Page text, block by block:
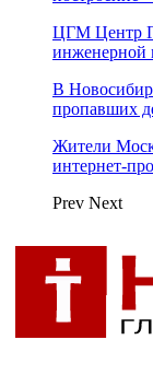
ЦГМ Центр
инженерной
В
пропавших
Жители
интернет-
Prev Next